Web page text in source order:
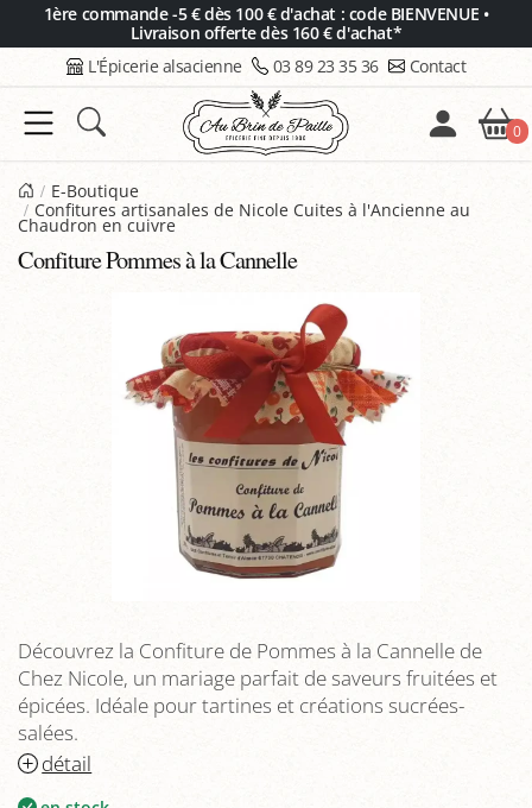
1ère commande -5 € dès 100 € d'achat : code BIENVENUE •
Livraison offerte dès 160 € d'achat*
L'Épicerie alsacienne 03 89 23 35 36 Contact
0
E-Boutique
Confitures artisanales de Nicole Cuites à l'Ancienne au
Chaudron en cuivre
Confiture Pommes à la Cannelle
Découvrez la Confiture de Pommes à la Cannelle de
Chez Nicole, un mariage parfait de saveurs fruitées et
épicées. Idéale pour tartines et créations sucrées-
salées.
détail
Panneau de gestion des cookies